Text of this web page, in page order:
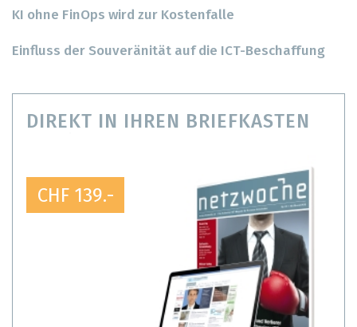
KI ohne FinOps wird zur Kostenfalle
Einfluss der Souveränität auf die ICT-Beschaffung
DIREKT IN IHREN BRIEFKASTEN
CHF 139.-